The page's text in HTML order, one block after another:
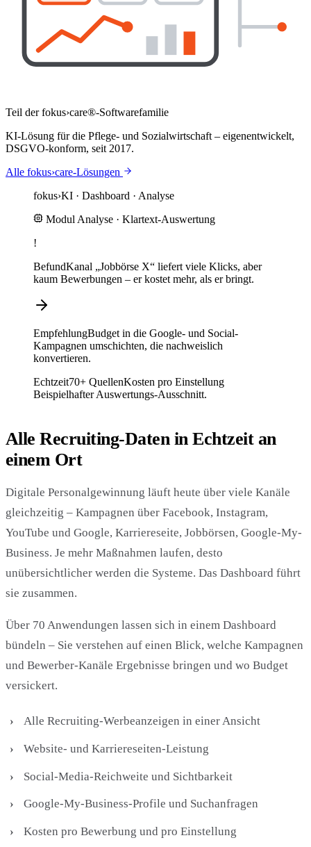
Teil der fokus›care®-Softwarefamilie
KI-Lösung für die Pflege- und Sozialwirtschaft – eigenentwickelt,
DSGVO-konform, seit 2017.
Alle fokus›care-Lösungen
fokus›KI · Dashboard · Analyse
Modul Analyse · Klartext-Auswertung
!
BefundKanal „Jobbörse X“ liefert viele Klicks, aber
kaum Bewerbungen – er kostet mehr, als er bringt.
EmpfehlungBudget in die Google- und Social-
Kampagnen umschichten, die nachweislich
konvertieren.
Echtzeit70+ QuellenKosten pro Einstellung
Beispielhafter Auswertungs-Ausschnitt.
Alle Recruiting-Daten in Echtzeit an
einem Ort
Digitale Personalgewinnung läuft heute über viele Kanäle
gleichzeitig – Kampagnen über Facebook, Instagram,
YouTube und Google, Karriereseite, Jobbörsen, Google-My-
Business. Je mehr Maßnahmen laufen, desto
unübersichtlicher werden die Systeme. Das Dashboard führt
sie zusammen.
Über 70 Anwendungen lassen sich in einem Dashboard
bündeln – Sie verstehen auf einen Blick, welche Kampagnen
und Bewerber-Kanäle Ergebnisse bringen und wo Budget
versickert.
Alle Recruiting-Werbeanzeigen in einer Ansicht
Website- und Karriereseiten-Leistung
Social-Media-Reichweite und Sichtbarkeit
Google-My-Business-Profile und Suchanfragen
Kosten pro Bewerbung und pro Einstellung